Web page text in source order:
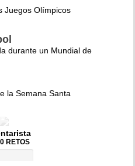
Juegos Olímpicos
durante un Mundial de
la Semana Santa
RETOS